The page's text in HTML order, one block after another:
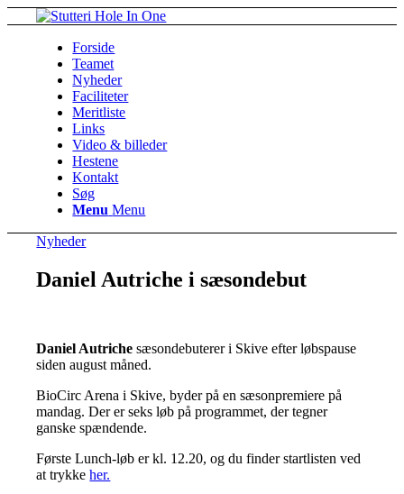
Forside
Teamet
Nyheder
Faciliteter
Meritliste
Links
Video & billeder
Hestene
Kontakt
Søg
Menu Menu
Nyheder
Daniel Autriche i sæsondebut
Daniel Autriche sæsondebuterer i Skive efter løbspause
siden august måned.
BioCirc Arena i Skive, byder på en sæsonpremiere på
mandag. Der er seks løb på programmet, der tegner
ganske spændende.
Første Lunch-løb er kl. 12.20, og du finder startlisten ved
at trykkeher.